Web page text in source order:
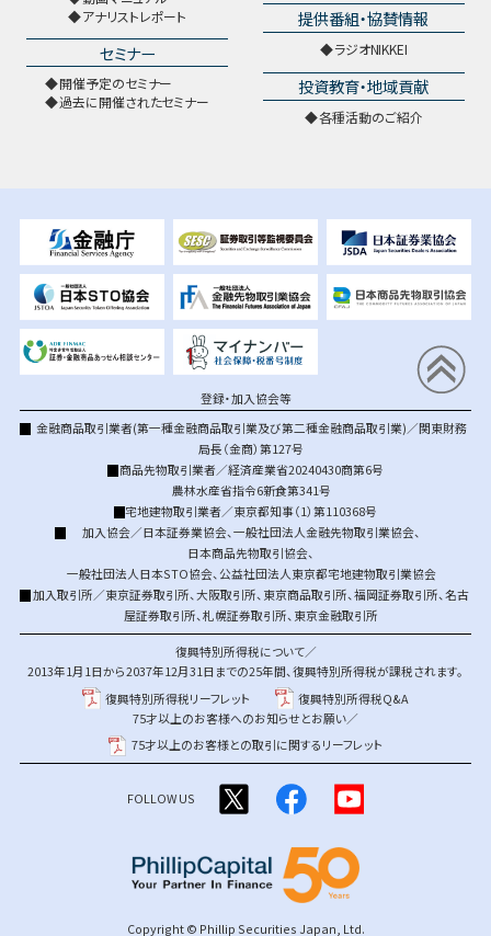
アナリストレポート
セミナー
開催予定のセミナー
過去に開催されたセミナー
提供番組・協賛情報
ラジオNIKKEI
投資教育・地域貢献
各種活動のご紹介
登録・加入協会等
金融商品取引業者(第一種金融商品取引業及び第二種金融商品取引業)／関東財務
局長（金商）第127号
商品先物取引業者／経済産業省20240430商第6号
農林水産省指令6新食第341号
宅地建物取引業者／東京都知事（1）第110368号
加入協会／日本証券業協会、一般社団法人金融先物取引業協会、
日本商品先物取引協会、
一般社団法人日本STO協会、公益社団法人東京都宅地建物取引業協会
加入取引所／東京証券取引所、大阪取引所、 東京商品取引所、福岡証券取引所、名古
屋証券取引所、札幌証券取引所、 東京金融取引所
復興特別所得税について／
2013年1月1日から2037年12月31日までの25年間、復興特別所得税が課税されます。
復興特別所得税リーフレット
復興特別所得税Q&A
75才以上のお客様へのお知らせとお願い／
75才以上のお客様との取引に関するリーフレット
FOLLOW US
Copyright © Phillip Securities Japan, Ltd.